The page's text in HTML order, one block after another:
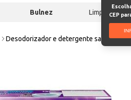
CEP
Bulnez Limpeza
Desodorizador e detergente sanitário